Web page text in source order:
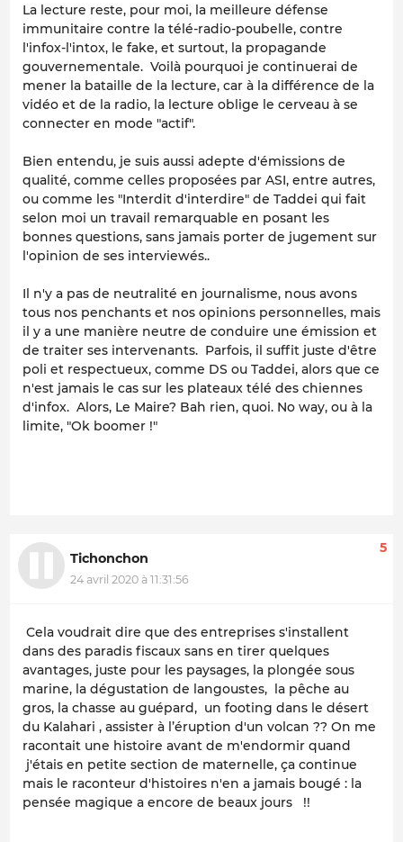
La lecture reste, pour moi, la meilleure défense
immunitaire contre la télé-radio-poubelle, contre
l'infox-l'intox, le fake, et surtout, la propagande
gouvernementale. Voilà pourquoi je continuerai de
mener la bataille de la lecture, car à la différence de la
vidéo et de la radio, la lecture oblige le cerveau à se
connecter en mode "actif".
Bien entendu, je suis aussi adepte d'émissions de
qualité, comme celles proposées par ASI, entre autres,
ou comme les "Interdit d'interdire" de Taddei qui fait
selon moi un travail remarquable en posant les
bonnes questions, sans jamais porter de jugement sur
l'opinion de ses interviewés..
Il n'y a pas de neutralité en journalisme, nous avons
tous nos penchants et nos opinions personnelles, mais
il y a une manière neutre de conduire une émission et
de traiter ses intervenants. Parfois, il suffit juste d'être
poli et respectueux, comme DS ou Taddei, alors que ce
n'est jamais le cas sur les plateaux télé des chiennes
d'infox. Alors, Le Maire? Bah rien, quoi. No way, ou à la
limite, "Ok boomer !"
Tichonchon
24 avril 2020 à 11:31:56
5
Cela voudrait dire que des entreprises s'installent
dans des paradis fiscaux sans en tirer quelques
avantages, juste pour les paysages, la plongée sous
marine, la dégustation de langoustes, la pêche au
gros, la chasse au guépard, un footing dans le désert
du Kalahari , assister à l’éruption d'un volcan ?? On me
racontait une histoire avant de m'endormir quand
j'étais en petite section de maternelle, ça continue
mais le raconteur d'histoires n'en a jamais bougé : la
pensée magique a encore de beaux jours !!